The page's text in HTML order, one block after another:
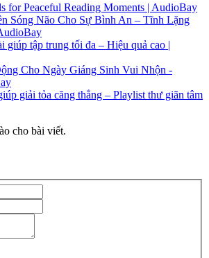
for Peaceful Reading Moments | AudioBay
Sóng Não Cho Sự Bình An – Tĩnh Lặng
giúp tập trung tối đa – Hiệu quả cao |
Cho Ngày Giáng Sinh Vui Nhộn -
giải tỏa căng thẳng – Playlist thư giãn tâm
cho bài viết.